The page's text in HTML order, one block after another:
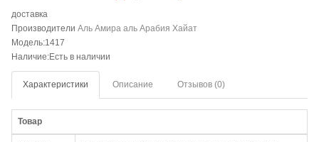
доставка
Производители Аль Амира аль Арабия Хайат
Модель:1417
Наличие:Есть в наличии
Характеристики Описание Отзывов (0)
Товар